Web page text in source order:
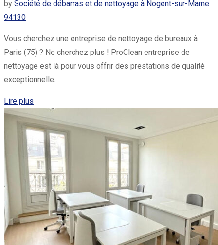
by Société de débarras et de nettoyage à Nogent-sur-Marne
94130
Vous cherchez une entreprise de nettoyage de bureaux à
Paris (75) ? Ne cherchez plus ! ProClean entreprise de
nettoyage est là pour vous offrir des prestations de qualité
exceptionnelle.
Lire plus